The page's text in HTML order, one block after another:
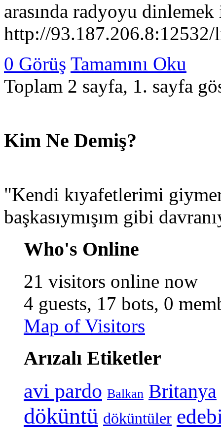
arasında radyoyu
http://
0 Görüş Tamamını Oku
Toplam 2 sayfa, 1. sayfa
Kim Ne Demiş?
"Kendi kıyafetlerimi
başkasıymışım gibi
Who's Online
21 visitors online now
4 guests, 17 bots, 0
Map of Visitors
Arızalı Etiketler
avi pardo Balkan Britanya
döküntü döküntüler